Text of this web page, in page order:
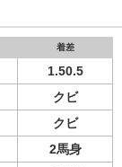
着差
1.50.5
クビ
クビ
2馬身